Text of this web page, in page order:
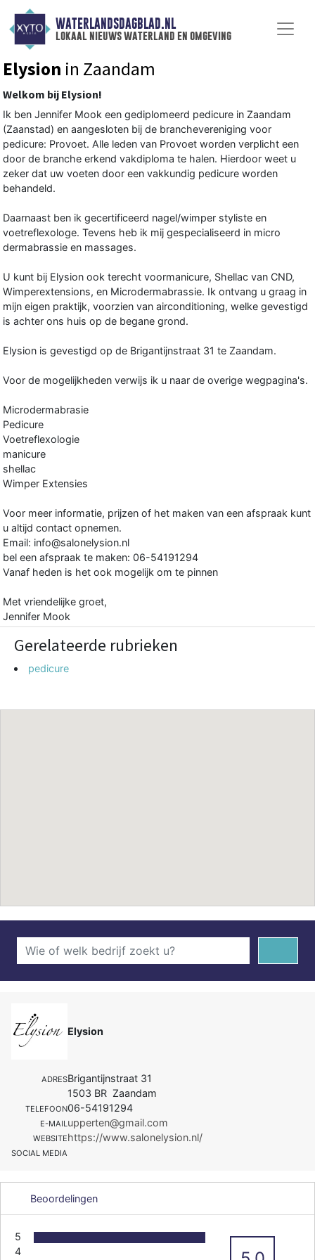
WATERLANDSDAGBLAD.NL
lokaal nieuws waterland en omgeving
Elysion in Zaandam
Welkom bij Elysion!
Ik ben Jennifer Mook een gediplomeerd pedicure in Zaandam
(Zaanstad) en aangesloten bij de branchevereniging voor
pedicure: Provoet. Alle leden van Provoet worden verplicht een
door de branche erkend vakdiploma te halen. Hierdoor weet u
zeker dat uw voeten door een vakkundig pedicure worden
behandeld.
Daarnaast ben ik gecertificeerd nagel/wimper styliste en
voetreflexologe. Tevens heb ik mij gespecialiseerd in micro
dermabrassie en massages.
U kunt bij Elysion ook terecht voormanicure, Shellac van CND,
Wimperextensions, en Microdermabrassie. Ik ontvang u graag in
mijn eigen praktijk, voorzien van airconditioning, welke gevestigd
is achter ons huis op de begane grond.
Elysion is gevestigd op de Brigantijnstraat 31 te Zaandam.
Voor de mogelijkheden verwijs ik u naar de overige wegpagina's.
Microdermabrasie
Pedicure
Voetreflexologie
manicure
shellac
Wimper Extensies
Voor meer informatie, prijzen of het maken van een afspraak kunt
u altijd contact opnemen.
Email: info@salonelysion.nl
bel een afspraak te maken: 06-54191294
Vanaf heden is het ook mogelijk om te pinnen
Met vriendelijke groet,
Jennifer Mook
Gerelateerde rubrieken
pedicure
Elysion
ADRESBrigantijnstraat 31
1503 BR Zaandam
TELEFOON06-54191294
E-MAIL upperten@gmail.com
WEBSITEhttps://www.salonelysion.nl/
SOCIAL MEDIA
Beoordelingen
5
4